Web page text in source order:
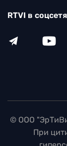
RTVI в
© ООО
При